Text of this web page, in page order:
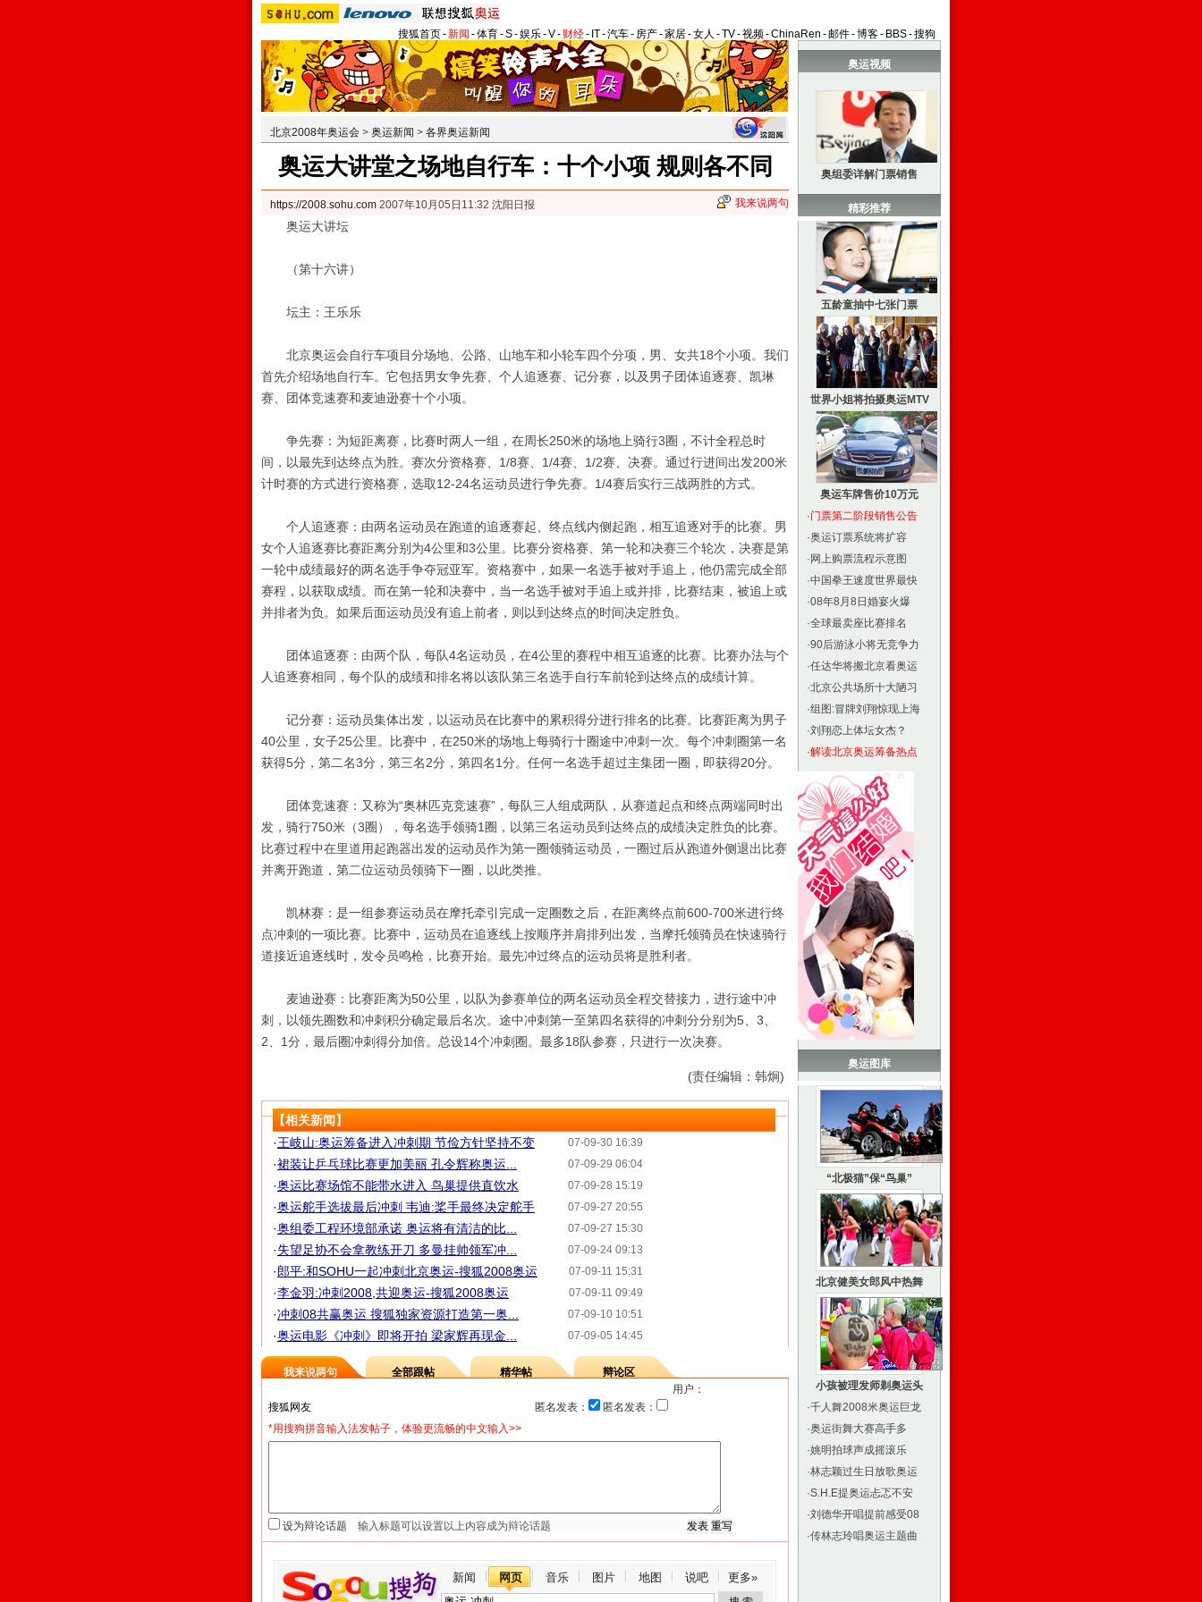
搜狐首页-新闻 -体育-S-娱乐-V- 财经- IT-汽车- 房产-家居-女人 -TV-视频-ChinaRen -邮件-博客- BBS-搜狗
北京2008年奥运会 > 奥运新闻 > 各界奥运新闻
奥运大讲堂之场地自行车：十个小项 规则各不同
https://2008.sohu.com 2007年10月05日11:32 沈阳日报 我来说两句
奥运大讲坛
（第十六讲）
坛主：王乐乐
北京奥运会自行车项目分场地、公路、山地车和小轮车四个分项，男、女共18个小项。我们
首先介绍场地自行车。它包括男女争先赛、个人追逐赛、记分赛，以及男子团体追逐赛、凯琳
赛、团体竞速赛和麦迪逊赛十个小项。
争先赛：为短距离赛，比赛时两人一组，在周长250米的场地上骑行3圈，不计全程总时
间，以最先到达终点为胜。赛次分资格赛、1/8赛、1/4赛、1/2赛、决赛。通过行进间出发200米
计时赛的方式进行资格赛，选取12-24名运动员进行争先赛。1/4赛后实行三战两胜的方式。
个人追逐赛：由两名运动员在跑道的追逐赛起、终点线内侧起跑，相互追逐对手的比赛。男
女个人追逐赛比赛距离分别为4公里和3公里。比赛分资格赛、第一轮和决赛三个轮次，决赛是第
一轮中成绩最好的两名选手争夺冠亚军。资格赛中，如果一名选手被对手追上，他仍需完成全部
赛程，以获取成绩。而在第一轮和决赛中，当一名选手被对手追上或并排，比赛结束，被追上或
并排者为负。如果后面运动员没有追上前者，则以到达终点的时间决定胜负。
团体追逐赛：由两个队，每队4名运动员，在4公里的赛程中相互追逐的比赛。比赛办法与个
人追逐赛相同，每个队的成绩和排名将以该队第三名选手自行车前轮到达终点的成绩计算。
记分赛：运动员集体出发，以运动员在比赛中的累积得分进行排名的比赛。比赛距离为男子
40公里，女子25公里。比赛中，在250米的场地上每骑行十圈途中冲刺一次。每个冲刺圈第一名
获得5分，第二名3分，第三名2分，第四名1分。任何一名选手超过主集团一圈，即获得20分。
团体竞速赛：又称为“奥林匹克竞速赛”，每队三人组成两队，从赛道起点和终点两端同时出
发，骑行750米（3圈），每名选手领骑1圈，以第三名运动员到达终点的成绩决定胜负的比赛。
比赛过程中在里道用起跑器出发的运动员作为第一圈领骑运动员，一圈过后从跑道外侧退出比赛
并离开跑道，第二位运动员领骑下一圈，以此类推。
凯林赛：是一组参赛运动员在摩托牵引完成一定圈数之后，在距离终点前600-700米进行终
点冲刺的一项比赛。比赛中，运动员在追逐线上按顺序并肩排列出发，当摩托领骑员在快速骑行
道接近追逐线时，发令员鸣枪，比赛开始。最先冲过终点的运动员将是胜利者。
麦迪逊赛：比赛距离为50公里，以队为参赛单位的两名运动员全程交替接力，进行途中冲
刺，以领先圈数和冲刺积分确定最后名次。途中冲刺第一至第四名获得的冲刺分分别为5、3、
2、1分，最后圈冲刺得分加倍。总设14个冲刺圈。最多18队参赛，只进行一次决赛。
(责任编辑：韩炯)
【相关新闻】
07-09-30 16:39
·王岐山:奥运筹备进入冲刺期 节俭方针坚持不变
07-09-29 06:04
·裙装让乒乓球比赛更加美丽 孔令辉称奥运...
07-09-28 15:19
·奥运比赛场馆不能带水进入 鸟巢提供直饮水
07-09-27 20:55
·奥运舵手选拔最后冲刺 韦迪:桨手最终决定舵手
07-09-27 15:30
·奥组委工程环境部承诺 奥运将有清洁的比...
07-09-24 09:13
·失望足协不会拿教练开刀 多曼挂帅领军冲...
07-09-11 15:31
·郎平:和SOHU一起冲刺北京奥运-搜狐2008奥运
07-09-11 09:49
·李金羽:冲刺2008,共迎奥运-搜狐2008奥运
07-09-10 10:51
·冲刺08共赢奥运 搜狐独家资源打造第一奥...
07-09-05 14:45
·奥运电影《冲刺》即将开拍 梁家辉再现金...
我来说两句 全部跟帖 精华帖
辩论区
用户：
匿名发表：
匿名发表：
*用搜狗拼音输入法发帖子，体验更流畅的中文输入>>
设为辩论话题
新闻 网页 音乐 图片 地图 说吧 更多»
奥运视频
奥组委详解门票销售
精彩推荐
五龄童抽中七张门票
世界小姐将拍摄奥运MTV
奥运车牌售价10万元
·门票第二阶段销售公告
·奥运订票系统将扩容
· 网上购票流程示意图
·中国拳王速度世界最快
·08年8月8日婚宴火爆
·全球最卖座比赛排名
·90后游泳小将无竞争力
·任达华将搬北京看奥运
·北京公共场所十大陋习
·组图:冒牌刘翔惊现上海
·刘翔恋上体坛女杰？
·解读北京奥运筹备热点
奥运图库
“北极猫”保“鸟巢”
北京健美女郎风中热舞
小孩被理发师剃奥运头
·千人舞2008米奥运巨龙
·奥运街舞大赛高手多
·姚明拍球声成摇滚乐
·林志颖过生日放歌奥运
·S.H.E提奥运忐忑不安
·刘德华开唱提前感受08
·传林志玲唱奥运主题曲